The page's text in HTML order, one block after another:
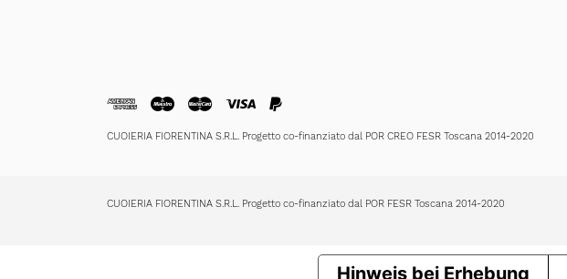
CUOIERIA FIORENTINA S.R.L. Progetto co-finanziato dal POR CREO FESR Toscana 2014-2020
CUOIERIA FIORENTINA S.R.L. Progetto co-finanziato dal POR FESR Toscana 2014-2020
Hinweis bei Erhebung